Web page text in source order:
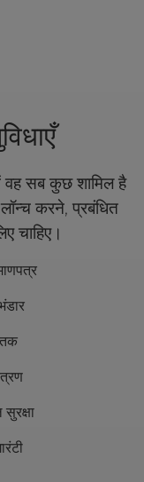
वह सब कुछ शामिल है
करने, प्रबंधित
चाहिए।